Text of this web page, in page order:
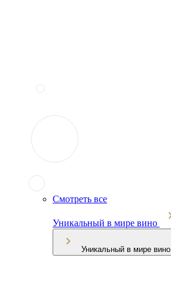
Смотреть все
Уникальный в мире вино
Уникальный в мире вино